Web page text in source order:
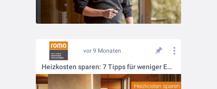
vor 9 Monaten
Heizkosten sparen: 7 Tipps für weniger Energieverbrauch